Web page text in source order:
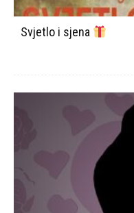
Svjetlo i sjena